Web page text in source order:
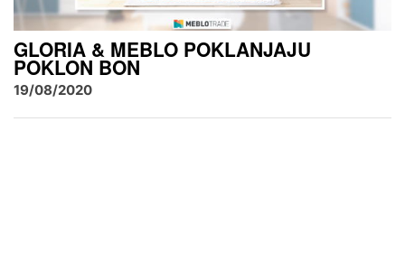
GLORIA & MEBLO POKLANJAJU
POKLON BON
19/08/2020